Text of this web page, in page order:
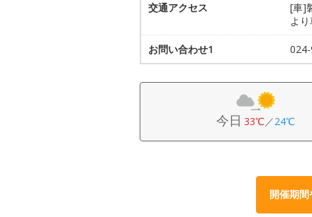
交通アクセス
[車]
よ
お問い合わせ1
今日 33℃／24℃
開催期